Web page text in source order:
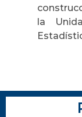
la